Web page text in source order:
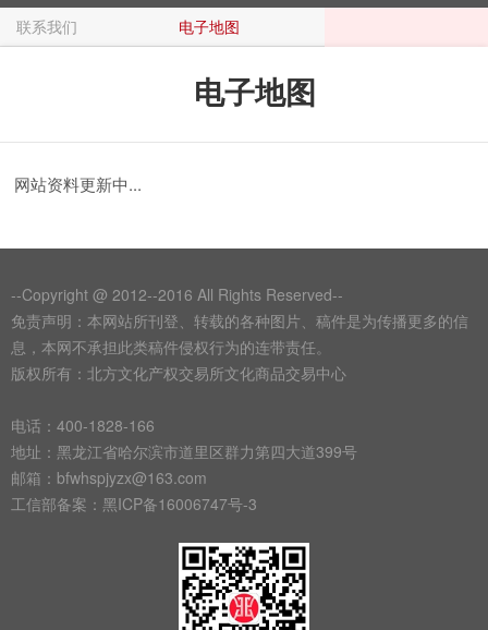
联系我们 电子地图
电子地图
网站资料更新中...
--Copyright @ 2012--2016 All Rights Reserved--
免责声明：本网站所刊登、转载的各种图片、稿件是为传播更多的信
息，本网不承担此类稿件侵权行为的连带责任。
版权所有：北方文化产权交易所文化商品交易中心
电话：400-1828-166
地址：黑龙江省哈尔滨市道里区群力第四大道399号
邮箱：bfwhspjyzx@163.com
工信部备案： 黑ICP备16006747号-3